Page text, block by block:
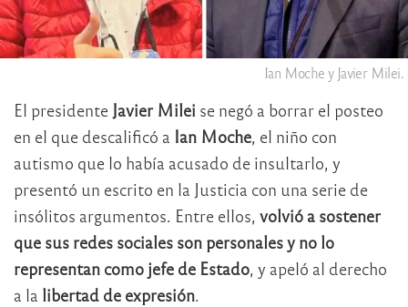
Ian Moche y Javier Milei.
El presidente Javier Milei se negó a borrar el posteo
en el que descalificó a Ian Moche, el niño con
autismo que lo había acusado de insultarlo, y
presentó un escrito en la Justicia con una serie de
insólitos argumentos. Entre ellos, volvió a sostener
que sus redes sociales son personales y no lo
representan como jefe de Estado, y apeló al derecho
a la libertad de expresión.